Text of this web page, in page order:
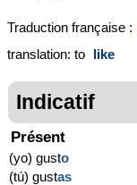
Traduction française :
translation: to like
Indicatif
Présent
(yo) gusto
(tú) gustas